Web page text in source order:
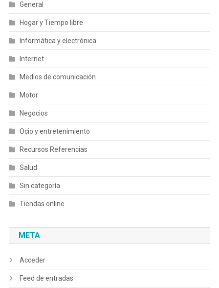
General
Hogar y Tiempo libre
Informática y electrónica
Internet
Medios de comunicación
Motor
Negocios
Ocio y entretenimiento
Recursos Referencias
Salud
Sin categoría
Tiendas online
META
Acceder
Feed de entradas